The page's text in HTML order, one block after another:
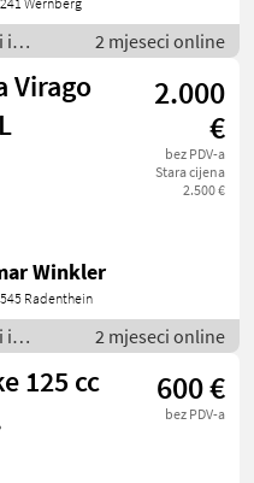
i
2 mjeseci online
Virago
2.000
€
bez PDV-a
Stara cijena
2.500 €
Winkler
Radenthein
i
2 mjeseci online
125 cc
600 €
bez PDV-a